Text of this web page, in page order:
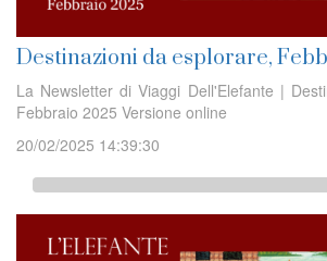
Destinazioni da esplorare,
La Newsletter di Viaggi Dell'Elefante |
Febbraio 2025 Versione online
20/02/2025 14:39:30